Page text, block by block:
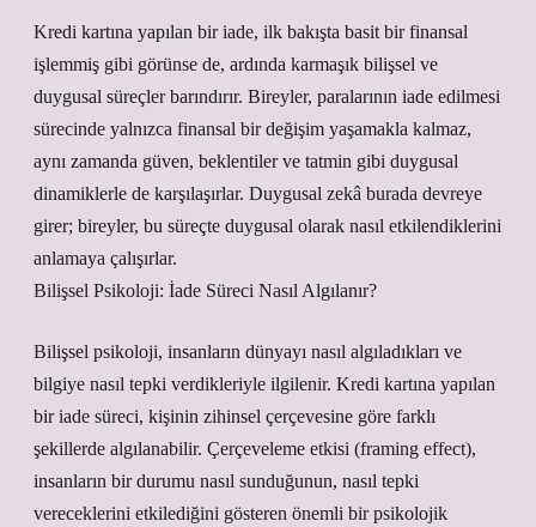
Kredi kartına yapılan bir iade, ilk bakışta basit bir finansal
işlemmiş gibi görünse de, ardında karmaşık bilişsel ve
duygusal süreçler barındırır. Bireyler, paralarının iade edilmesi
sürecinde yalnızca finansal bir değişim yaşamakla kalmaz,
aynı zamanda güven, beklentiler ve tatmin gibi duygusal
dinamiklerle de karşılaşırlar. Duygusal zekâ burada devreye
girer; bireyler, bu süreçte duygusal olarak nasıl etkilendiklerini
anlamaya çalışırlar.
Bilişsel Psikoloji: İade Süreci Nasıl Algılanır?
Bilişsel psikoloji, insanların dünyayı nasıl algıladıkları ve
bilgiye nasıl tepki verdikleriyle ilgilenir. Kredi kartına yapılan
bir iade süreci, kişinin zihinsel çerçevesine göre farklı
şekillerde algılanabilir. Çerçeveleme etkisi (framing effect),
insanların bir durumu nasıl sunduğunun, nasıl tepki
vereceklerini etkilediğini gösteren önemli bir psikolojik